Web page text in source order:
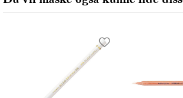
info@Faber-Castell.de